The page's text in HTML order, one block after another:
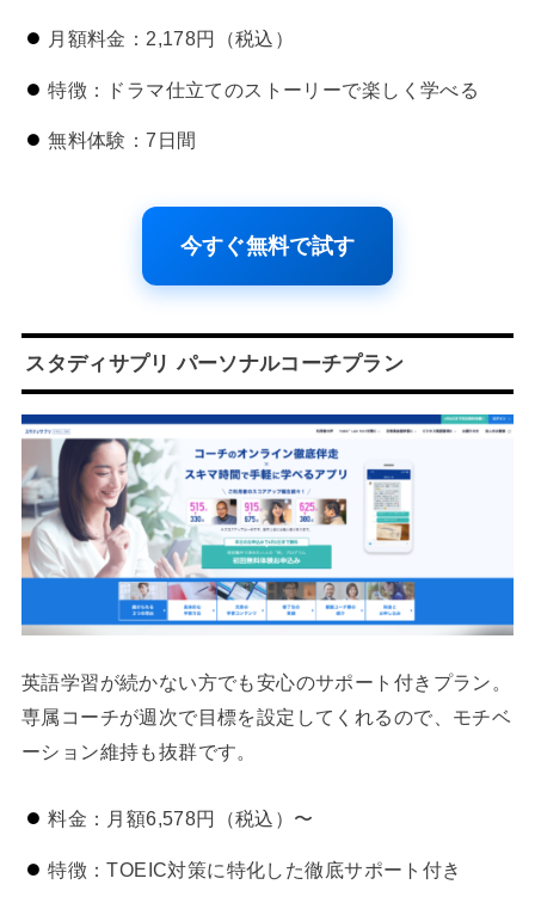
月額料金：2,178円（税込）
特徴：ドラマ仕立てのストーリーで楽しく学べる
無料体験：7日間
今すぐ無料で試す
スタディサプリ パーソナルコーチプラン
英語学習が続かない方でも安心のサポート付きプラン。
専属コーチが週次で目標を設定してくれるので、モチベ
ーション維持も抜群です。
料金：月額6,578円（税込）〜
特徴：TOEIC対策に特化した徹底サポート付き